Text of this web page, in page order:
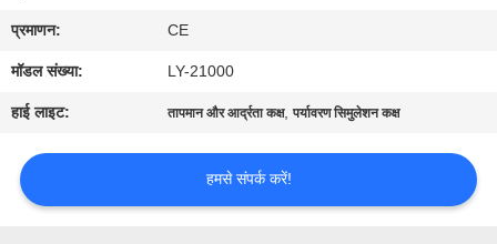
संपर्क
करें
उद्धरण
की
प्रमाणन: CE
मॉडल संख्या: LY-21000
हाई लाइट: तापमान और आर्द्रता कक्ष,पर्यावरण सिमुलेशन कक्ष
हमसे संपर्क करें!